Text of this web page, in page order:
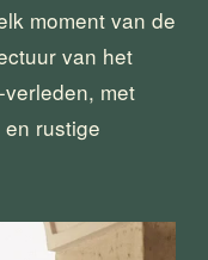
moment van de
van het
met
rustige